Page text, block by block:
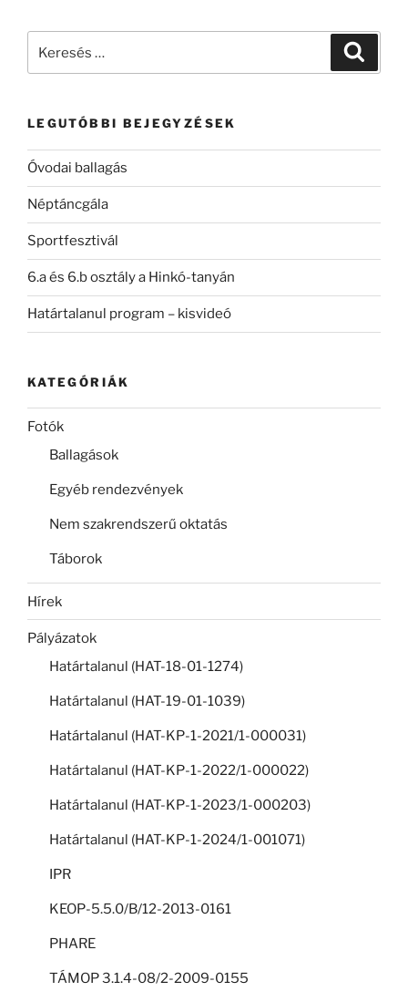
LEGUTÓBBI BEJEGYZÉSEK
Óvodai ballagás
Néptáncgála
Sportfesztivál
6.a és 6.b osztály a Hinkó-tanyán
Határtalanul program – kisvideó
KATEGÓRIÁK
Fotók
Ballagások
Egyéb rendezvények
Nem szakrendszerű oktatás
Táborok
Hírek
Pályázatok
Határtalanul (HAT-18-01-1274)
Határtalanul (HAT-19-01-1039)
Határtalanul (HAT-KP-1-2021/1-000031)
Határtalanul (HAT-KP-1-2022/1-000022)
Határtalanul (HAT-KP-1-2023/1-000203)
Határtalanul (HAT-KP-1-2024/1-001071)
IPR
KEOP-5.5.0/B/12-2013-0161
PHARE
TÁMOP 3.1.4-08/2-2009-0155